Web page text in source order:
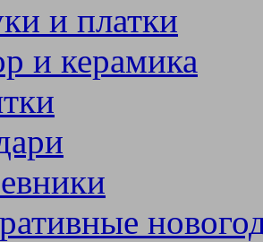
и платки
и керамика